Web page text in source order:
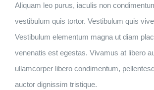
Aliquam leo purus, iaculis non
vestibulum quis tortor. Vestibulum quis
Vestibulum elementum magna ut diam
venenatis est egestas. Vivamus at libero
ullamcorper libero condimentum,
auctor dignissim tristique.